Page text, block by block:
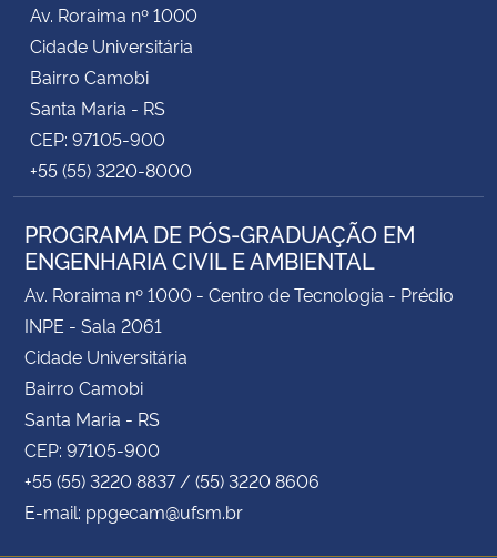
Av. Roraima nº 1000
Cidade Universitária
Bairro Camobi
Santa Maria - RS
CEP: 97105-900
+55 (55) 3220-8000
PROGRAMA DE PÓS-GRADUAÇÃO EM
ENGENHARIA CIVIL E AMBIENTAL
Av. Roraima nº 1000 - Centro de Tecnologia - Prédio
INPE - Sala 2061
Cidade Universitária
Bairro Camobi
Santa Maria - RS
CEP: 97105-900
+55 (55) 3220 8837 / (55) 3220 8606
E-mail: ppgecam@ufsm.br